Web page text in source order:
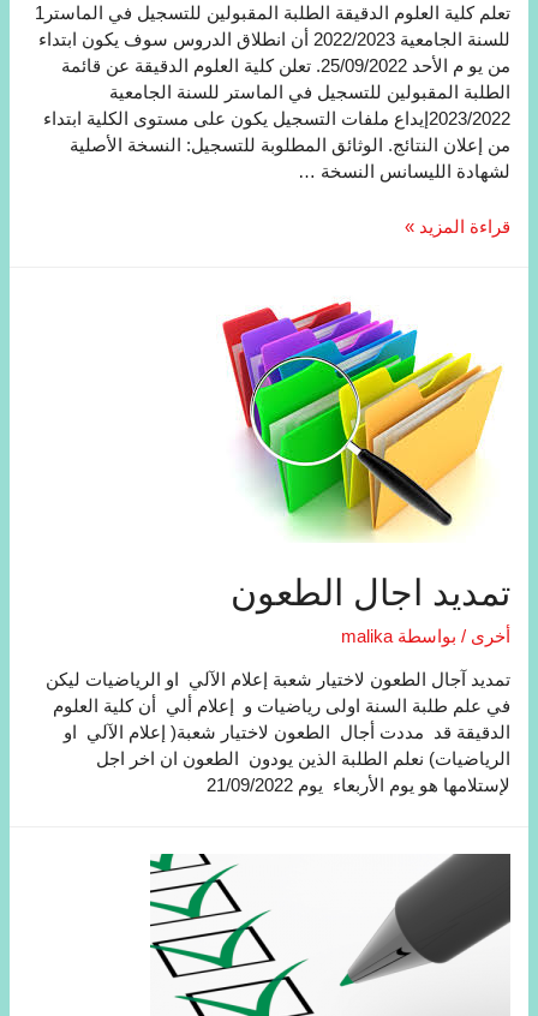
تعلم كلية العلوم الدقيقة الطلبة المقبولين للتسجيل في الماستر1
للسنة الجامعية 2022/2023 أن انطلاق الدروس سوف يكون ابتداء
من يو م الأحد 25/09/2022. تعلن كلية العلوم الدقيقة عن قائمة
الطلبة المقبولين للتسجيل في الماستر للسنة الجامعية
2023/2022إيداع ملفات التسجيل يكون على مستوى الكلية ابتداء
من إعلان النتائج. الوثائق المطلوبة للتسجيل: النسخة الأصلية
لشهادة الليسانس النسخة …
تسجیل
قراءة المزيد »
تمديد اجال الطعون
أخرى / بواسطة malika
تمدید آجال الطعون لاختیار شعبة إعلام الآلي او الریاضیات لیكن
في علم طلبة السنة اولى رياضيات و إعلام ألي أن كلیة العلوم
الدقیقة قد مددت أجال الطعون لاختیار شعبة( إعلام الآلي او
الریاضیات) نعلم الطلبة الذين يودون الطعون ان اخر اجل
لإستلامها هو يوم الأربعاء يوم 21/09/2022